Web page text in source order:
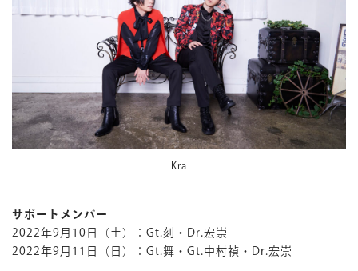
Kra
サポートメンバー
2022年9月10日（土）：Gt.刻・Dr.宏崇
2022年9月11日（日）：Gt.舞・Gt.中村禎・Dr.宏崇